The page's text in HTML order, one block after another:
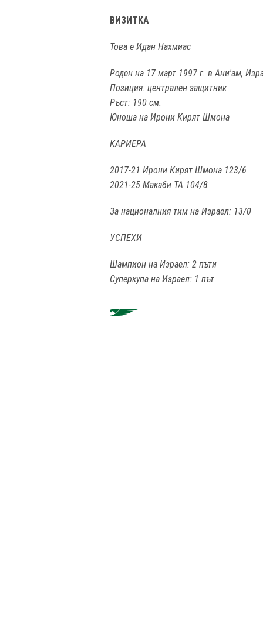
ВИЗИТКА
Това е Идан Нахмиас
Роден на 17 март 1997 г. в Ани'ам,
Позиция: централен защитник
Ръст: 190 см.
Юноша на Ирони Кирят Шмона
КАРИЕРА
2017-21 Ирони Кирят Шмона 123/6
2021-25 Макаби ТА 104/8
За националния тим на Израел: 13/0
УСПЕХИ
Шампион на Израел: 2 пъти
Суперкупа на Израел: 1 път